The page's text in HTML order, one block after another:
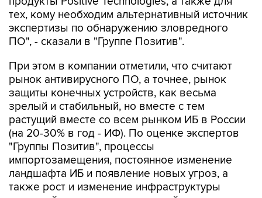
экспертизы по обнаружению зловредного
ПО", - сказали в "Группе Позитив".
При этом в компании отметили, что считают
защиты конечных устройств, как весьма
зрелый и стабильный, но вместе с тем
растущий вместе со всем рынком ИБ в России
(на 20-30% в год - ИФ). По оценке экспертов
"Группы Позитив", процессы
импортозамещения, постоянное изменение
ландшафта ИБ и появление новых угроз, а
также рост и изменение инфраструктуры
компаний создают значительный потенциал на
рынке антивирусного ПО.